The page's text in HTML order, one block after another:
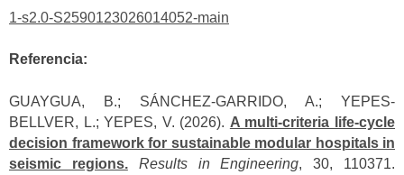
1-s2.0-S2590123026014052-main
Referencia:
GUAYGUA, B.; SÁNCHEZ-GARRIDO, A.; YEPES-
BELLVER, L.; YEPES, V. (2026). A multi-criteria life-cycle
decision framework for sustainable modular hospitals in
seismic regions.
Results in Engineering, 30, 110371.